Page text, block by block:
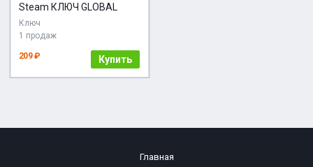
Steam КЛЮЧ GLOBAL
Ключ
1 продаж
209 ₽ Купить
Главная